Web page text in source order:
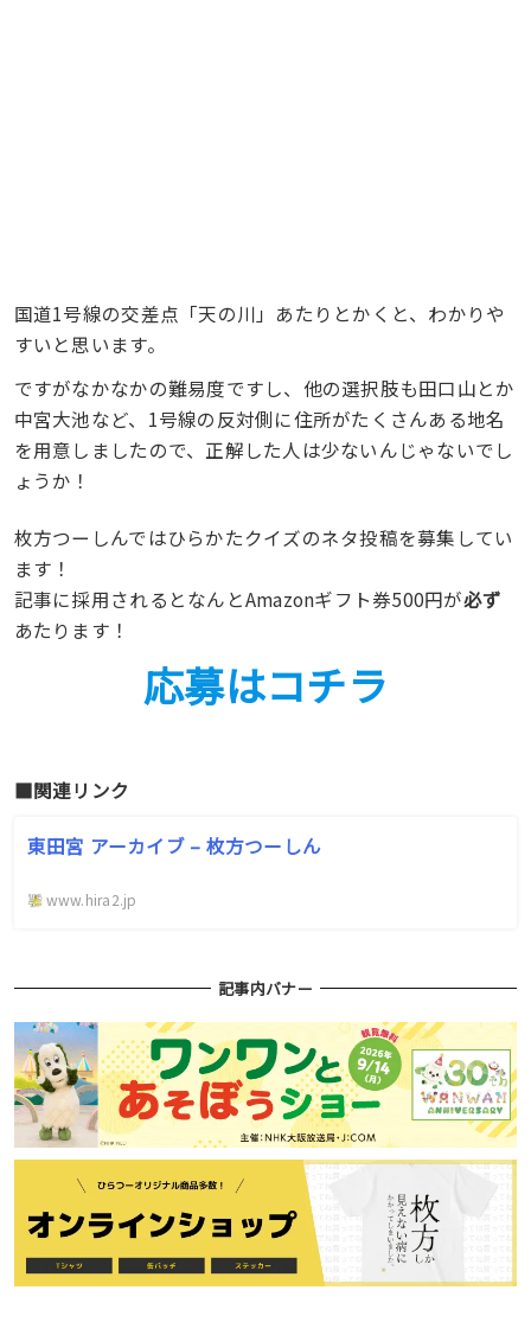
国道1号線の交差点「天の川」あたりとかくと、わかりや
すいと思います。
ですがなかなかの難易度ですし、他の選択肢も田口山とか
中宮大池など、1号線の反対側に住所がたくさんある地名
を用意しましたので、正解した人は少ないんじゃないでし
ょうか！
枚方つーしんではひらかたクイズのネタ投稿を募集してい
ます！
記事に採用されるとなんとAmazonギフト券500円が必ず
あたります！
応募はコチラ
■関連リンク
東田宮 アーカイブ – 枚方つーしん
www.hira2.jp
記事内バナー